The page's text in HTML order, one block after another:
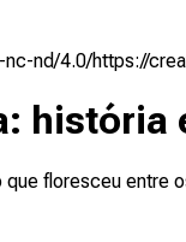
nc-nd/4.0/https://
história
floresceu entre